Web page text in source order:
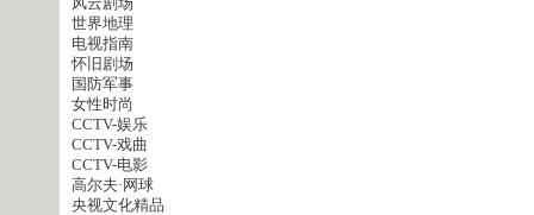
风云剧场
世界地理
电视指南
怀旧剧场
国防军事
女性时尚
CCTV-娱乐
CCTV-戏曲
CCTV-电影
高尔夫·网球
央视文化精品